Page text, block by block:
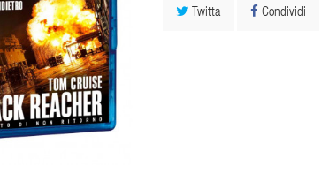
Twitta Condividi